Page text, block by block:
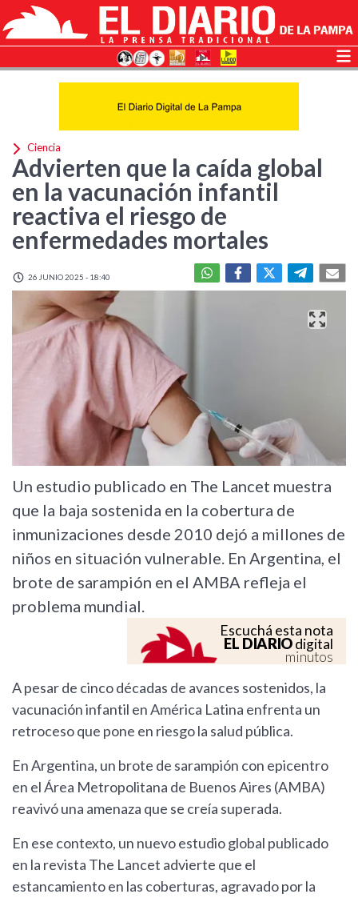
Ciencia
Advierten que la caída global
en la vacunación infantil
reactiva el riesgo de
enfermedades mortales
26 JUNIO 2025 - 18:40
Un estudio publicado en The Lancet muestra
que la baja sostenida en la cobertura de
inmunizaciones desde 2010 dejó a millones de
niños en situación vulnerable. En Argentina, el
brote de sarampión en el AMBA refleja el
problema mundial.
Escuchá esta nota
EL DIARIOdigital
minutos
A pesar de cinco décadas de avances sostenidos, la
vacunación infantil en América Latina enfrenta un
retroceso que pone en riesgo la salud pública.
En Argentina, un brote de sarampión con epicentro
en el Área Metropolitana de Buenos Aires (AMBA)
reavivó una amenaza que se creía superada.
En ese contexto, un nuevo estudio global publicado
en la revista The Lancet advierte que el
estancamiento en las coberturas, agravado por la